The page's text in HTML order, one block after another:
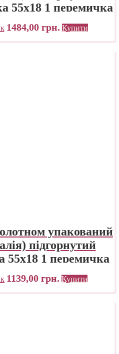
55х18 1 перемичка
Україна
1484,00 грн. Купити
упакований
підгорнутий
55х18 1 перемичка
Україна
1139,00 грн. Купити